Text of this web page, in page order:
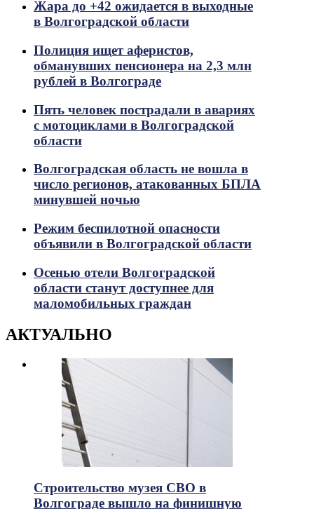
Жара до +42 ожидается в выходные
в Волгоградской области
Полиция ищет аферистов,
обманувших пенсионера на 2,3 млн
рублей в Волгограде
Пять человек пострадали в авариях
с мотоциклами в Волгоградской
области
Волгоградская область не вошла в
число регионов, атакованных БПЛА
минувшей ночью
Режим беспилотной опасности
объявили в Волгоградской области
Осенью отели Волгоградской
области станут доступнее для
маломобильных граждан
АКТУАЛЬНО
Строительство музея СВО в
Волгограде вышло на финишную